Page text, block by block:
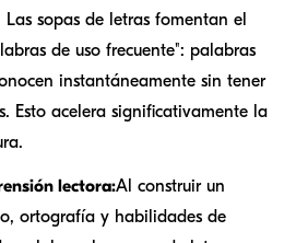
sopas de letras fomentan el
de uso frecuente": palabras
instantáneamente sin tener
Esto acelera significativamente la
lectora:Al construir un
ortografía y habilidades de